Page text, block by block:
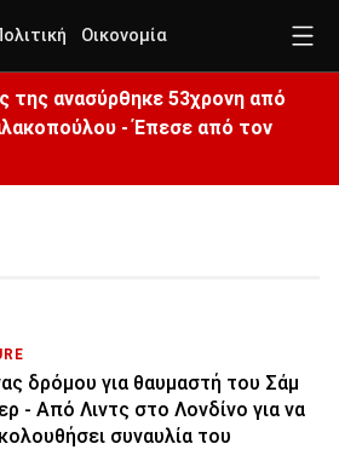
Οικονομία
της ανασύρθηκε 53χρονη από
- Έπεσε από τον
δρόμου για θαυμαστή του Σάμ
- Από Λιντς στο Λονδίνο για να
συναυλία του